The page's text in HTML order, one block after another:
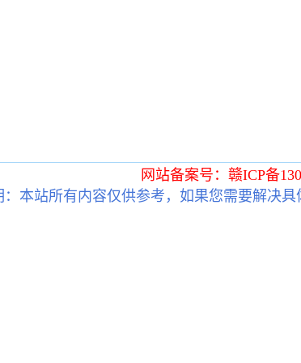
网站备案号：赣ICP备
：本站所有内容仅供参考，如果您需要解决具